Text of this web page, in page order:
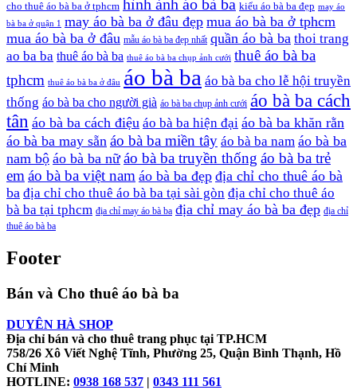
cho thuê áo bà ba ở tphcm hình ảnh áo bà ba kiểu áo bà ba đẹp may áo
bà ba ở quận 1
may áo bà ba ở đâu đẹp mua áo bà ba ở tphcm
mua áo bà ba ở đâu mẫu áo bà ba đẹp nhất quần áo bà ba thoi trang
ao ba ba thuê áo bà ba thuê áo bà ba chụp ảnh cưới thuê áo bà ba
tphcm thuê áo bà ba ở đâu áo bà ba áo bà ba cho lễ hội truyền
thống áo bà ba cho người già áo bà ba chụp ảnh cưới áo bà ba cách
tân áo bà ba cách điệu áo bà ba hiện đại áo bà ba khăn rằn
áo bà ba may sẵn áo bà ba miền tây áo bà ba nam áo bà ba
nam bộ áo bà ba nữ áo bà ba truyền thống áo bà ba trẻ
em áo bà ba việt nam áo bà ba đẹp địa chỉ cho thuê áo bà
ba địa chỉ cho thuê áo bà ba tại sài gòn địa chỉ cho thuê áo
bà ba tại tphcm địa chỉ may áo bà ba địa chỉ may áo bà ba đẹp địa chỉ
thuê áo bà ba
Footer
Bán và Cho thuê áo bà ba
DUYÊN HÀ SHOP
Địa chỉ bán và cho thuê trang phục tại TP.HCM
758/26 Xô Viết Nghệ Tĩnh, Phường 25, Quận Bình Thạnh, Hồ
Chí Minh
HOTLINE: 0938 168 537 | 0343 111 561